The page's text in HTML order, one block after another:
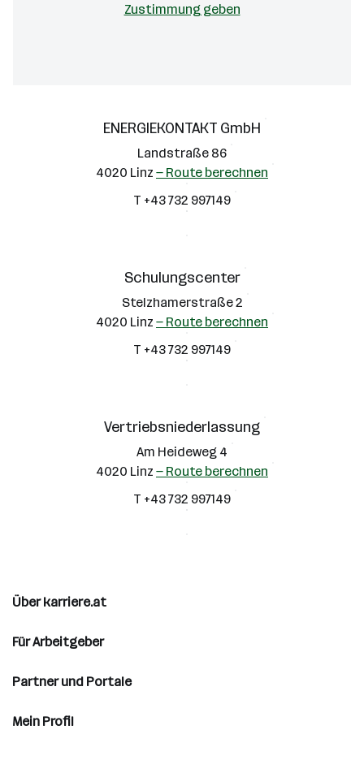
Zustimmung geben
ENERGIEKONTAKT GmbH
Landstraße 86
4020 Linz — Route berechnen
T +43 732 997149
Schulungscenter
Stelzhamerstraße 2
4020 Linz — Route berechnen
T +43 732 997149
Vertriebsniederlassung
Am Heideweg 4
4020 Linz — Route berechnen
T +43 732 997149
Über karriere.at
Für Arbeitgeber
Partner und Portale
Mein Profil